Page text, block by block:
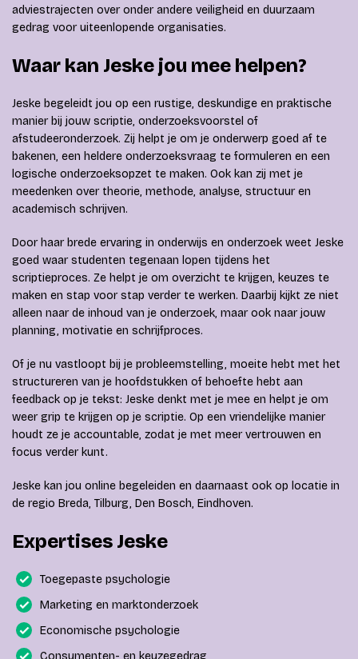
adviestrajecten over onder andere veiligheid en duurzaam
gedrag voor uiteenlopende organisaties.
Waar kan Jeske jou mee helpen?
Jeske begeleidt jou op een rustige, deskundige en praktische
manier bij jouw scriptie, onderzoeksvoorstel of
afstudeeronderzoek. Zij helpt je om je onderwerp goed af te
bakenen, een heldere onderzoeksvraag te formuleren en een
logische onderzoeksopzet te maken. Ook kan zij met je
meedenken over theorie, methode, analyse, structuur en
academisch schrijven.
Door haar brede ervaring in onderwijs en onderzoek weet Jeske
goed waar studenten tegenaan lopen tijdens het
scriptieproces. Ze helpt je om overzicht te krijgen, keuzes te
maken en stap voor stap verder te werken. Daarbij kijkt ze niet
alleen naar de inhoud van je onderzoek, maar ook naar jouw
planning, motivatie en schrijfproces.
Of je nu vastloopt bij je probleemstelling, moeite hebt met het
structureren van je hoofdstukken of behoefte hebt aan
feedback op je tekst: Jeske denkt met je mee en helpt je om
weer grip te krijgen op je scriptie. Op een vriendelijke manier
houdt ze je accountable, zodat je met meer vertrouwen en
focus verder kunt.
Jeske kan jou online begeleiden en daarnaast ook op locatie in
de regio Breda, Tilburg, Den Bosch, Eindhoven.
Expertises Jeske
Toegepaste psychologie
Marketing en marktonderzoek
Economische psychologie
Consumenten- en keuzegedrag